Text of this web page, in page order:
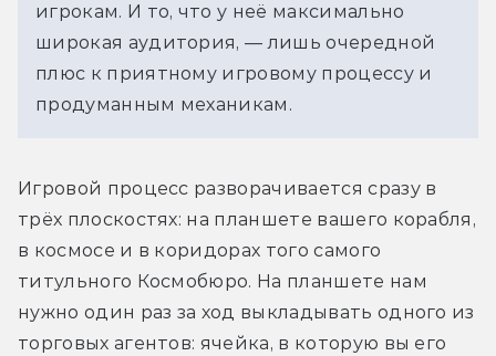
игрокам. И то, что у неё максимально
широкая аудитория, — лишь очередной
плюс к приятному игровому процессу и
продуманным механикам.
Игровой процесс разворачивается сразу в
трёх плоскостях: на планшете вашего корабля,
в космосе и в коридорах того самого
титульного Космобюро. На планшете нам
нужно один раз за ход выкладывать одного из
торговых агентов: ячейка, в которую вы его